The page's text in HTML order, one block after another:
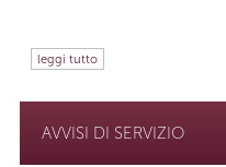
leggi tutto
AVVISI DI SERVIZIO